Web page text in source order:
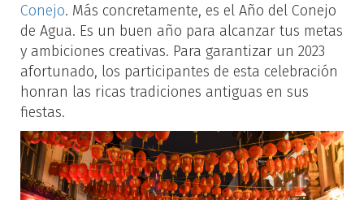
Conejo. Más concretamente, es el Año del Conejo
de Agua. Es un buen año para alcanzar tus metas
y ambiciones creativas. Para garantizar un 2023
afortunado, los participantes de esta celebración
honran las ricas tradiciones antiguas en sus
fiestas.